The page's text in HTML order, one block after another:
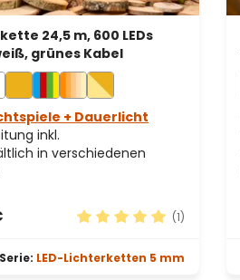
24,5 m, 600 LEDs
grünes Kabel
+ Dauerlicht
inkl.
in verschiedenen
(1)
Serie: LED-Lichterketten 5 mm